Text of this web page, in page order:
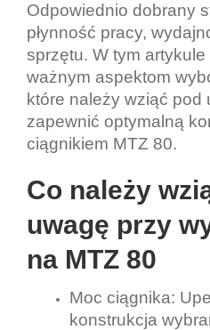
Odpowiednio dobrany
płynność pracy,
sprzętu. W tym
ważnym aspektom
które należy wziąć pod
zapewnić optymalną
ciągnikiem MTZ 80.
Co należy
uwagę przy
na MTZ 80
Moc ciągnika:
konstrukcja